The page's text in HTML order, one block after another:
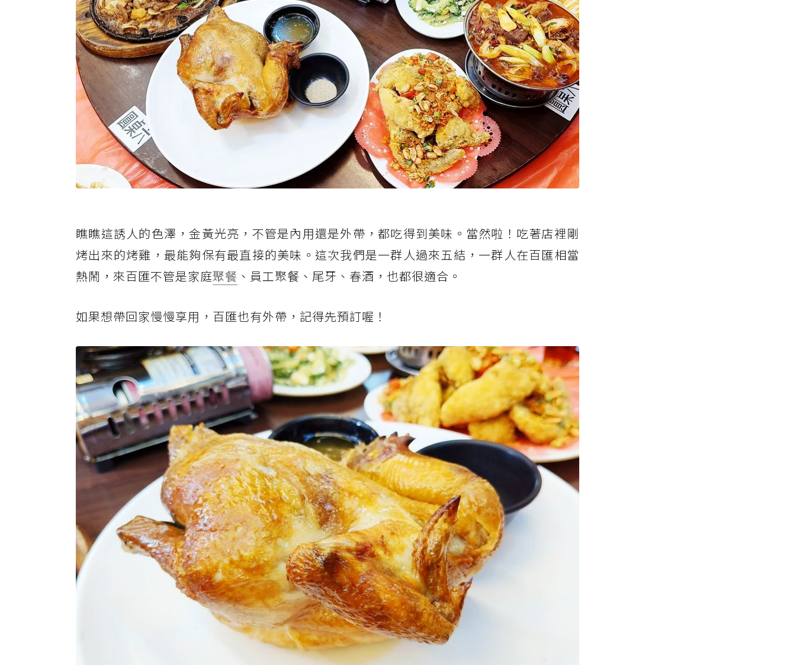
瞧瞧這誘人的色澤，金黃光亮，不管是內用還是外帶，都吃得到美味。當然啦！吃著店裡剛
烤出來的烤雞，最能夠保有最直接的美味。這次我們是一群人過來五結，一群人在百匯相當
熱鬧，來百匯不管是家庭聚餐 、員工聚餐、尾牙、春酒，也都很適合。
如果想帶回家慢慢享用，百匯也有外帶，記得先預訂喔！